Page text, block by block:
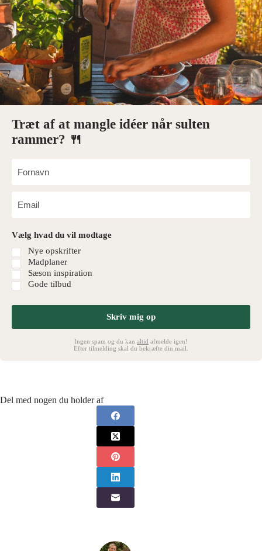
Træt af at mangle idéer når sulten
rammer? 🍴
Vælg hvad du vil modtage
Nye opskrifter
Madplaner
Sæson inspiration
Gode tilbud
Skriv mig op
Ingen spam og du kan altid afmelde igen!
Efter tilmelding skal du bekræfte din mail.
Del med nogen du holder af